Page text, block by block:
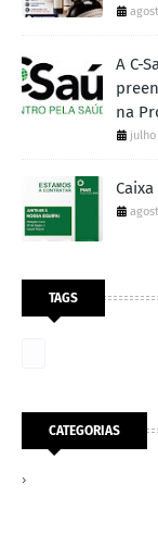
A C-
na
julho
Caixa
TAGS
CATEGORIAS